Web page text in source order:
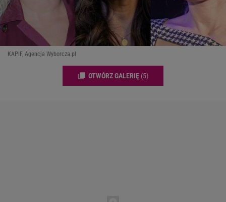
KAPIF, Agencja Wyborcza.pl
OTWÓRZ GALERIĘ (5)